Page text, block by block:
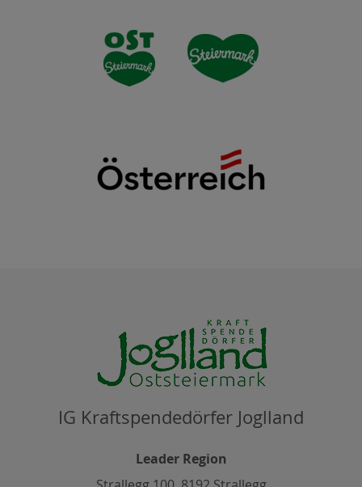
IG Kraftspendedörfer Joglland
Leader Region